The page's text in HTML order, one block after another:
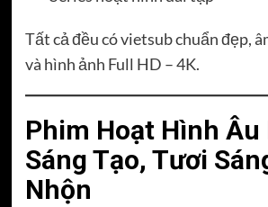
Tất cả đều có vietsub chuẩn đẹp,
và hình ảnh Full HD – 4K.
Phim Hoạt Hình Âu
Sáng Tạo, Tươi
Nhộn